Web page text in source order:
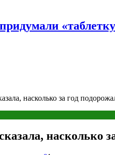
насколько за год
насколько